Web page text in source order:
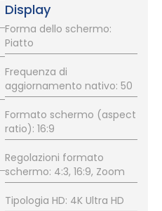
Display
Forma dello schermo:
Piatto
Frequenza di
aggiornamento nativo: 50
Formato schermo (aspect
ratio): 16:9
Regolazioni formato
schermo: 4:3, 16:9, Zoom
Tipologia HD: 4K Ultra HD